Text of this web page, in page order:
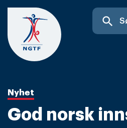
Skip
content
search
Nyhet
God norsk